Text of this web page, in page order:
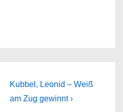
Next
Post
Kubbel, Leonid – Weiß
am Zug gewinnt ›